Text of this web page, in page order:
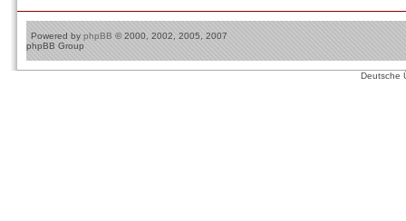
Powered by phpBB © 2000, 2002, 2005, 2007
phpBB Group
Deutsche